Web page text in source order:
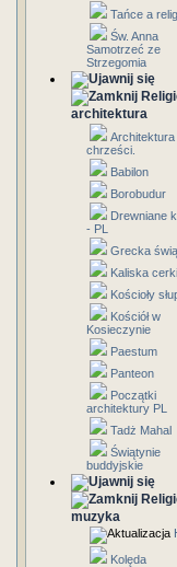
Tańce a
Św. Anna
Samotrzeć ze
Strzegomia
architektura
Architektura
chrześci.
Babilon
Borobudur
Drewniane
- PL
Grecka
Kaliska
Kościoły
Kościół w
Kosieczynie
Paestum
Panteon
Początki
architektury PL
Tadż Mahal
Świątynie
buddyjskie
muzyka
Kolęda